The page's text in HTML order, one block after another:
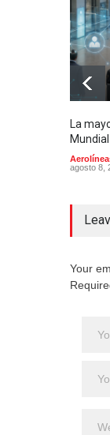
La
agosto 8,
Your